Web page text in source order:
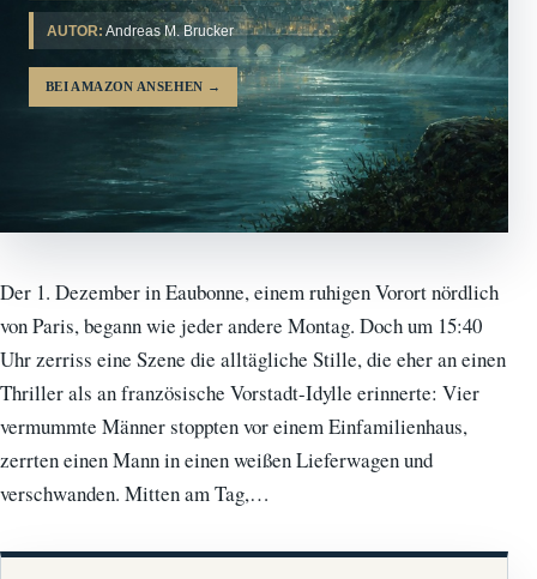
AUTOR: Andreas M. Brucker
BEI AMAZON ANSEHEN →
Der 1. Dezember in Eaubonne, einem ruhigen Vorort nördlich
von Paris, begann wie jeder andere Montag. Doch um 15:40
Uhr zerriss eine Szene die alltägliche Stille, die eher an einen
Thriller als an französische Vorstadt-Idylle erinnerte: Vier
vermummte Männer stoppten vor einem Einfamilienhaus,
zerrten einen Mann in einen weißen Lieferwagen und
verschwanden. Mitten am Tag,…